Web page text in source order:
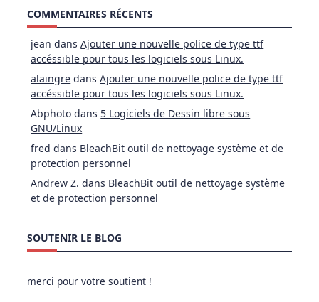
COMMENTAIRES RÉCENTS
jean dansAjouter une nouvelle police de type ttf
accéssible pour tous les logiciels sous Linux.
alaingre dansAjouter une nouvelle police de type ttf
accéssible pour tous les logiciels sous Linux.
Abphoto dans 5 Logiciels de Dessin libre sous
GNU/Linux
fred dans BleachBit outil de nettoyage système et de
protection personnel
Andrew Z. dans BleachBit outil de nettoyage système
et de protection personnel
SOUTENIR LE BLOG
merci pour votre soutient !